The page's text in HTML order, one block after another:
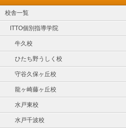
校舎一覧
ITTO個別指導学院
牛久校
ひたち野うしく校
守谷久保ヶ丘校
龍ヶ崎藤ヶ丘校
水戸東校
水戸千波校